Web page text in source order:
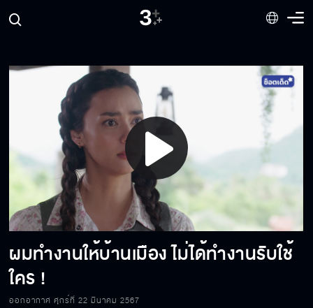
Play
Video
ผมทำงานให้บ้านเมือง ไม่ได้ทำงานรับใช้
ใคร !
ออกอากาศ ศุกร์ที่ 22 มีนาคม 2567
เราสองคนต้องเป็นสามีภรรยากันแล้วนะคะ
ถึงเวลาแล้วที่ขวัญจะต้องกลับไปตามหาความจริง
คุณพลาดที่คุณหนี มันเลยดูเหมือนว่าคุณผิด
กว่าจะรู้ตัว ก็สายเกินไป